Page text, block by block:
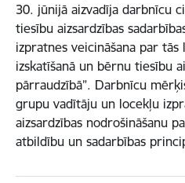
30. jūnijā aizvadīja darbnīcu
tiesību aizsardzības
izpratnes veicināšana par
izskatīšanā un bērnu tiesību
pārraudzībā”. Darbnīcu
grupu vadītāju un locekļu
aizsardzības nodrošināšanu
atbildību un sadarbības